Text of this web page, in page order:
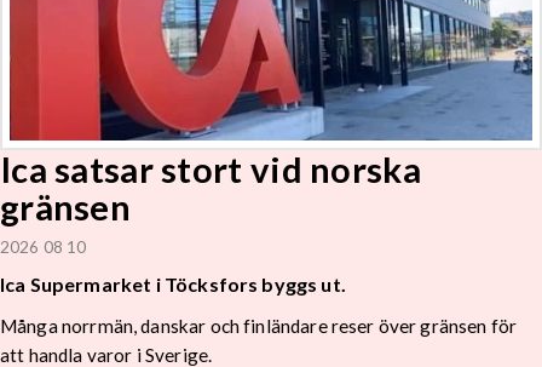
Ica satsar stort vid norska
gränsen
2026 08 10
Ica Supermarket i Töcksfors byggs ut.
Många norrmän, danskar och finländare reser över gränsen för
att handla varor i Sverige.